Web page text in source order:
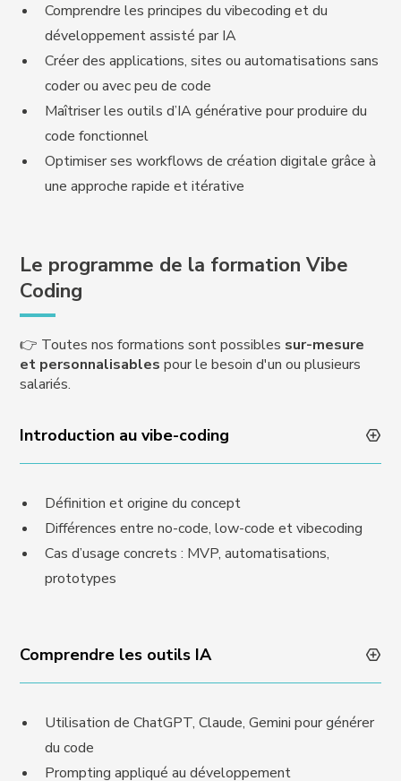
Comprendre les principes du vibecoding et du
développement assisté par IA
Créer des applications, sites ou automatisations sans
coder ou avec peu de code
Maîtriser les outils d’IA générative pour produire du
code fonctionnel
Optimiser ses workflows de création digitale grâce à
une approche rapide et itérative
Le programme de la formation Vibe
Coding
👉 Toutes nos formations sont possibles sur-mesure
et personnalisables pour le besoin d'un ou plusieurs
salariés.
Introduction au vibe-coding
Définition et origine du concept
Différences entre no-code, low-code et vibecoding
Cas d’usage concrets : MVP, automatisations,
prototypes
Comprendre les outils IA
Utilisation de ChatGPT, Claude, Gemini pour générer
du code
Prompting appliqué au développement